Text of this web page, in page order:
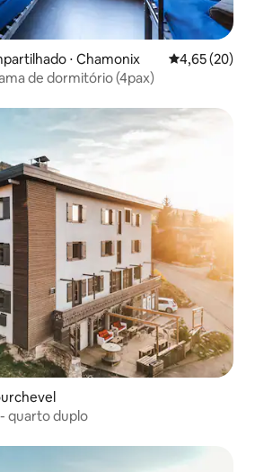
⋅ Chamonix 4,65 de uma
4,65 (20)
de dormitório (4pax)
quarto duplo